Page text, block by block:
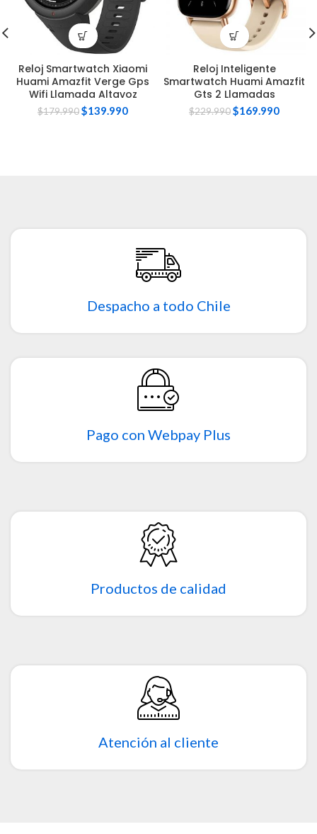
Reloj Smartwatch Xiaomi
Huami Amazfit Verge Gps
Wifi Llamada Altavoz
$179.990$139.990
Reloj Inteligente
Smartwatch Huami Amazfit
Gts 2 Llamadas
$229.990$169.990
Despacho a todo Chile
Pago con Webpay Plus
Productos de calidad
Atención al cliente